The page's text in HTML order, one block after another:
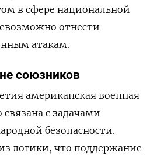
в сфере национальной
отнести
атакам.
союзников
американская военная
связана с задачами
безопасности.
логики, что поддержание